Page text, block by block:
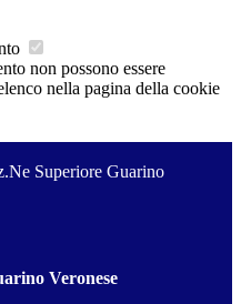
non possono essere
nella pagina della cookie
Superiore Guarino
Veronese